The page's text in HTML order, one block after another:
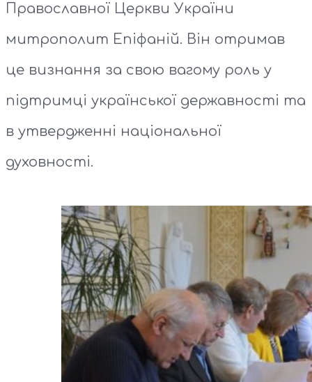
Православної Церкви України
митрополит Епіфаній. Він отримав
це визнання за свою вагому роль у
підтримці української державності та
в утвердженні національної
духовності.